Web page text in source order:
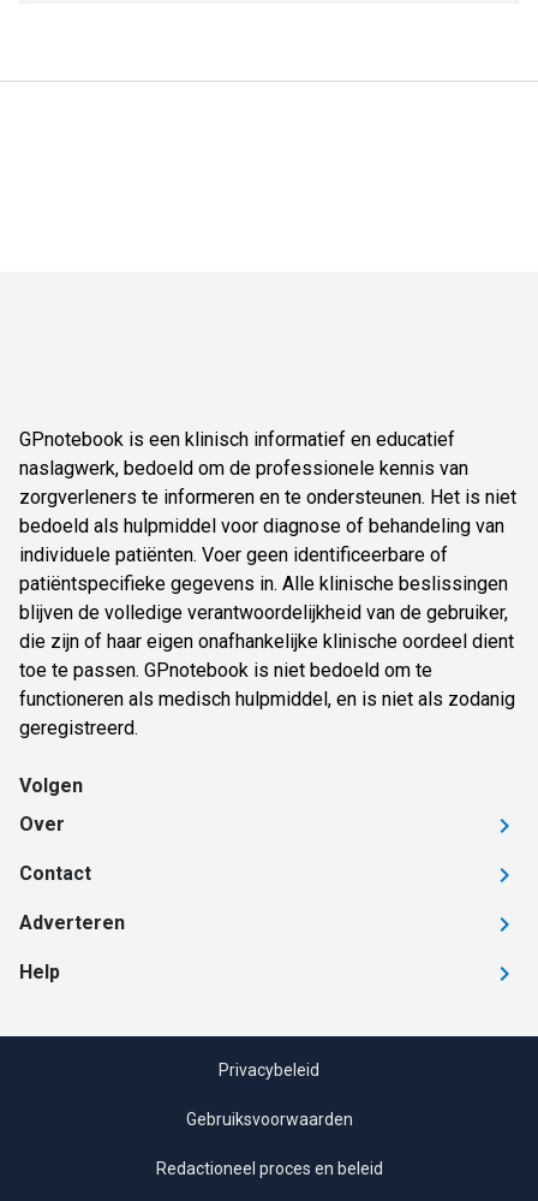
GPnotebook is een klinisch informatief en educatief
naslagwerk, bedoeld om de professionele kennis van
zorgverleners te informeren en te ondersteunen. Het is niet
bedoeld als hulpmiddel voor diagnose of behandeling van
individuele patiënten. Voer geen identificeerbare of
patiëntspecifieke gegevens in. Alle klinische beslissingen
blijven de volledige verantwoordelijkheid van de gebruiker,
die zijn of haar eigen onafhankelijke klinische oordeel dient
toe te passen. GPnotebook is niet bedoeld om te
functioneren als medisch hulpmiddel, en is niet als zodanig
geregistreerd.
Volgen
Over
Contact
Adverteren
Help
Privacybeleid
Gebruiksvoorwaarden
Redactioneel proces en beleid